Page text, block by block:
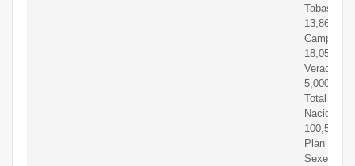
Tabasco
13,862
Campeche
18,056
Veracruz
5,000
Total
Nacional
100,588
Plan
Sexenal